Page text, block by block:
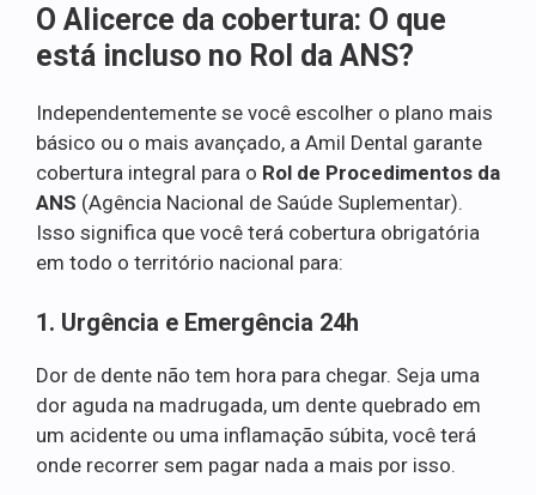
O Alicerce da cobertura: O que
está incluso no Rol da ANS?
Independentemente se você escolher o plano mais
básico ou o mais avançado, a Amil Dental garante
cobertura integral para o Rol de Procedimentos da
ANS (Agência Nacional de Saúde Suplementar).
Isso significa que você terá cobertura obrigatória
em todo o território nacional para:
1. Urgência e Emergência 24h
Dor de dente não tem hora para chegar. Seja uma
dor aguda na madrugada, um dente quebrado em
um acidente ou uma inflamação súbita, você terá
onde recorrer sem pagar nada a mais por isso.